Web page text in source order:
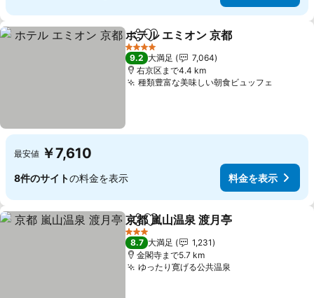
シェアお気に入りに追加
ホテル エミオン 京都
4 ホテルのランク
9.2 大満足
7,064
右京区まで4.4 km
種類豊富な美味しい朝食ビュッフェ
最安値 ￥7,610
8件のサイトの料金を表示 料金を表示
シェアお気に入りに追加
京都 嵐山温泉 渡月亭
3 ホテルのランク
8.7 大満足
1,231
金閣寺まで5.7 km
ゆったり寛げる公共温泉料金を表示